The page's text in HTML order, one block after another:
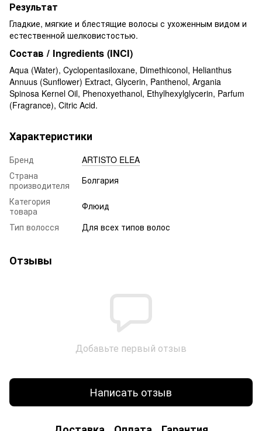
Результат
Гладкие, мягкие и блестящие волосы с ухоженным видом и
естественной шелковистостью.
Состав / Ingredients (INCI)
Aqua (Water), Cyclopentasiloxane, Dimethiconol, Helianthus
Annuus (Sunflower) Extract, Glycerin, Panthenol, Argania
Spinosa Kernel Oil, Phenoxyethanol, Ethylhexylglycerin, Parfum
(Fragrance), Citric Acid.
Характеристики
Бренд
ARTISTO ELEA
Страна
производителя
Болгария
Категория
товара
Флюид
Тип волосся
Для всех типов волос
Отзывы
Добавьте первый отзыв
Написать отзыв